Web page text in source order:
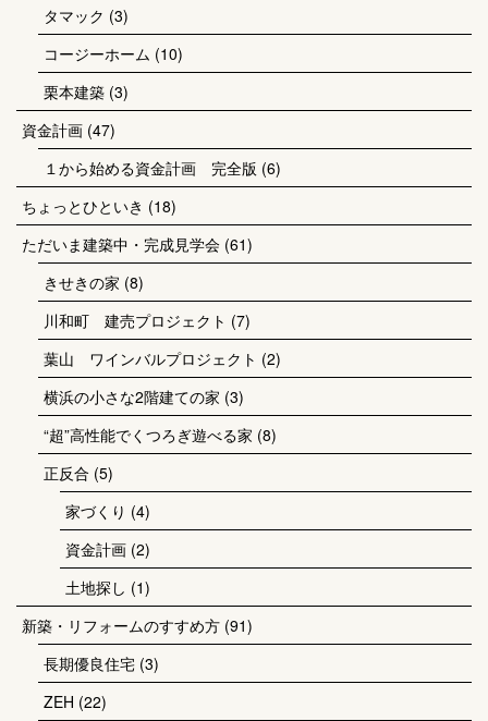
タマック (3)
コージーホーム (10)
栗本建築 (3)
資金計画 (47)
１から始める資金計画 完全版 (6)
ちょっとひといき (18)
ただいま建築中・完成見学会 (61)
きせきの家 (8)
川和町 建売プロジェクト (7)
葉山 ワインバルプロジェクト (2)
横浜の小さな2階建ての家 (3)
“超”高性能でくつろぎ遊べる家 (8)
正反合 (5)
家づくり (4)
資金計画 (2)
土地探し (1)
新築・リフォームのすすめ方 (91)
長期優良住宅 (3)
ZEH (22)